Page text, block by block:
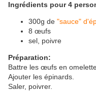
Ingrédients pour 4
300g de "sauce"
8 œufs
sel, poivre
Préparation:
Battre les œufs en
Ajouter les épinards.
Saler, poivrer.